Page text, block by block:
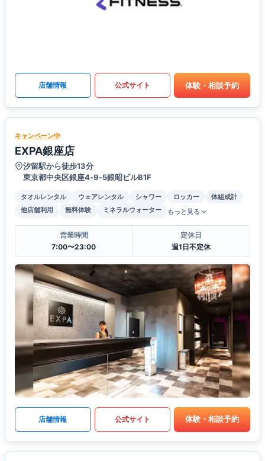
店舗情報 公式サイト 体験・相談予約
キャンペーン中
EXPA銀座店
汐留駅から徒歩13分
東京都中央区銀座4‐9‐5銀昭ビルB1F
タオルレンタル ウェアレンタル シャワー ロッカー
体組成計
他店舗利用
無料体験 ミネラルウォーター もっと見る
営業時間
7:00〜23:00
定休日
週1日不定休
店舗情報 公式サイト 体験・相談予約